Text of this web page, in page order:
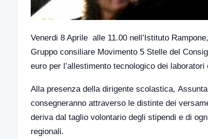
Venerdi 8 Aprile alle 11.00 nell’Istituto
Gruppo consiliare Movimento 5 Stelle del
euro per l’allestimento tecnologico dei
Alla presenza della dirigente scolastica,
consegneranno attraverso le distinte dei
deriva dal taglio volontario degli stipendi e di
regionali.